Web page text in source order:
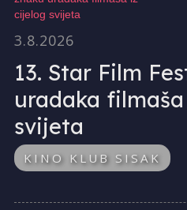
3.8.2026
13. Star Film
uradaka
svijeta
KINO KLUB SISAK